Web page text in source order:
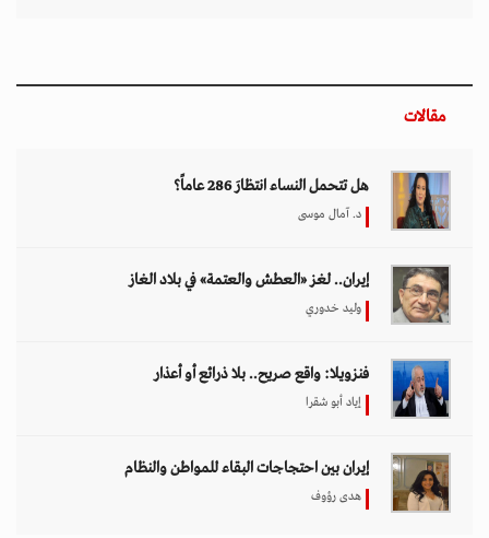
مقالات
هل تتحمل النساء انتظارَ 286 عاماً؟
د. آمال موسى
إيران.. لغز «العطش والعتمة» في بلاد الغاز
وليد خدوري
فنزويلا: واقع صريح.. بلا ذرائع أو أعذار
إياد أبو شقرا
إيران بين احتجاجات البقاء للمواطن والنظام
هدى رؤوف